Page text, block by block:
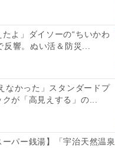
たよ」ダイソーの“ちいかわ
反響。ぬい活＆防災...
なかった」スタンダードプ
クが「高見えする」の...
ーパー銭湯】「宇治天然温泉